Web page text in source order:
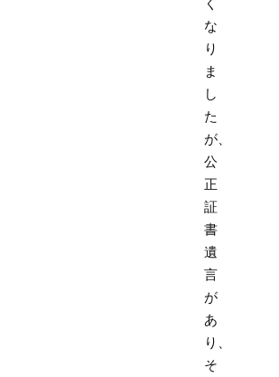
な
り
ま
し
た
が、
公
正
証
書
遺
言
が
あ
り、
そ